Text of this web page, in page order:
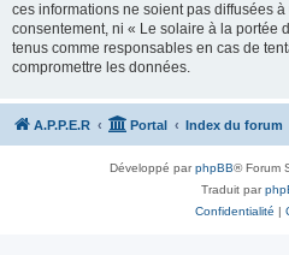
ces informations ne soient pas diffusées
consentement, ni « Le solaire à la portée
tenus comme responsables en cas de
compromettre les données.
A.P.P.E.R Portal Index du forum
Développé parphpBB® Forum
Traduit par
Confidentialité |